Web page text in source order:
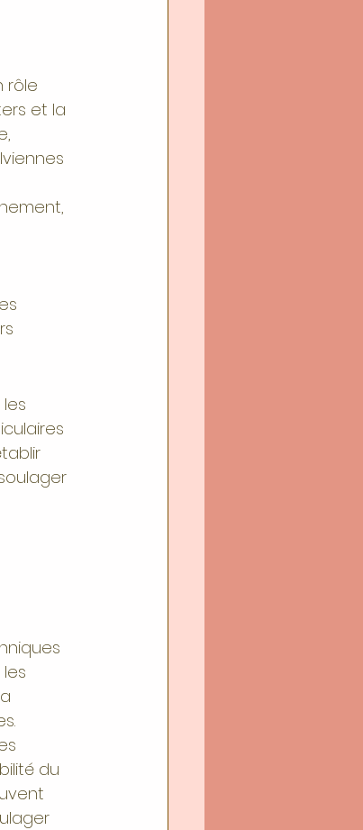
rôle
et la
du